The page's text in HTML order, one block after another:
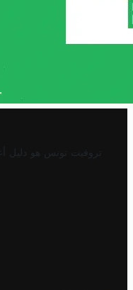
تروفيت تونس هو دليل